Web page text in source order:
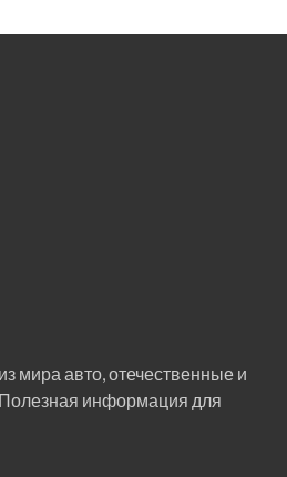
мира авто, отечественные и
информация для